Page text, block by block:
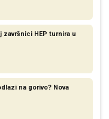
završnici HEP turnira u
na gorivo? Nova